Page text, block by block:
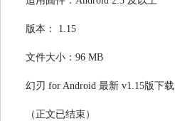
版本： 1.15
文件大小：96 MB
幻刃 for Android 最新 v1.15版下载
（正文已结束）